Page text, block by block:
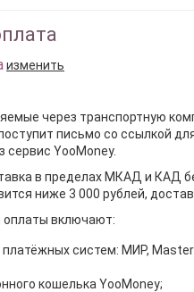
изменить
через транспортную
письмо со ссылкой
сервис YooMoney.
в пределах МКАД и КАД
ниже 3 000 рублей,
включают:
систем: МИР,
кошелька YooMoney;